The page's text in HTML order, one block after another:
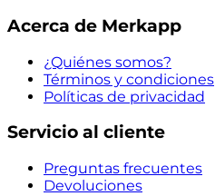
Acerca de Merkapp
¿Quiénes somos?
Términos y condiciones
Políticas de privacidad
Servicio al cliente
Preguntas frecuentes
Devoluciones